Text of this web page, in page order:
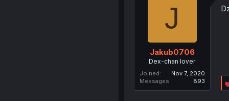
J
Jakub0706
Dex-chan lover
Joined
Nov 7, 2020
Messages
893